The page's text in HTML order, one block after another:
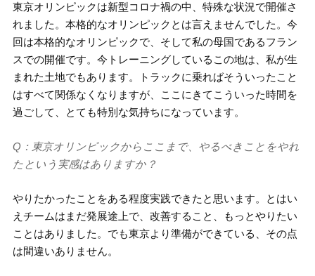
東京オリンピックは新型コロナ禍の中、特殊な状況で開催さ
れました。本格的なオリンピックとは言えませんでした。今
回は本格的なオリンピックで、そして私の母国であるフラン
スでの開催です。今トレーニングしているこの地は、私が生
まれた土地でもあります。トラックに乗ればそういったこと
はすべて関係なくなりますが、ここにきてこういった時間を
過ごして、とても特別な気持ちになっています。
Q：東京オリンピックからここまで、やるべきことをやれ
たという実感はありますか？
やりたかったことをある程度実践できたと思います。とはい
えチームはまだ発展途上で、改善すること、もっとやりたい
ことはありました。でも東京より準備ができている、その点
は間違いありません。